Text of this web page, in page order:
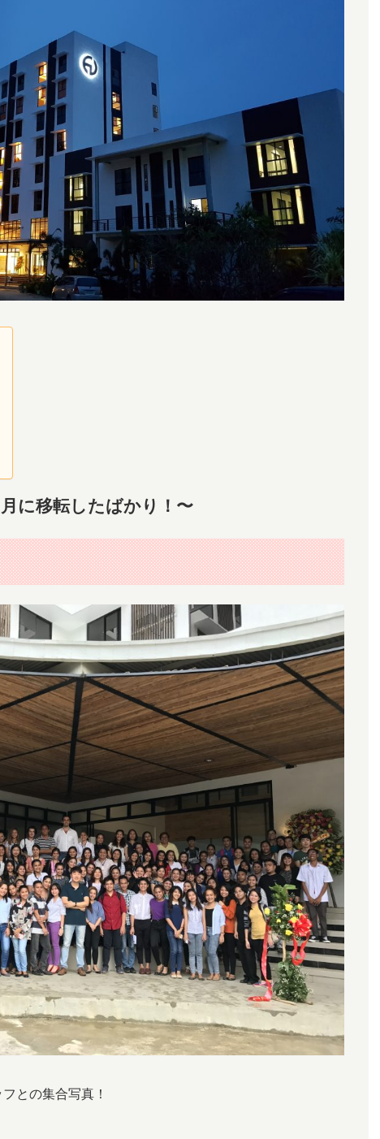
に移転したばかり！〜
との集合写真！